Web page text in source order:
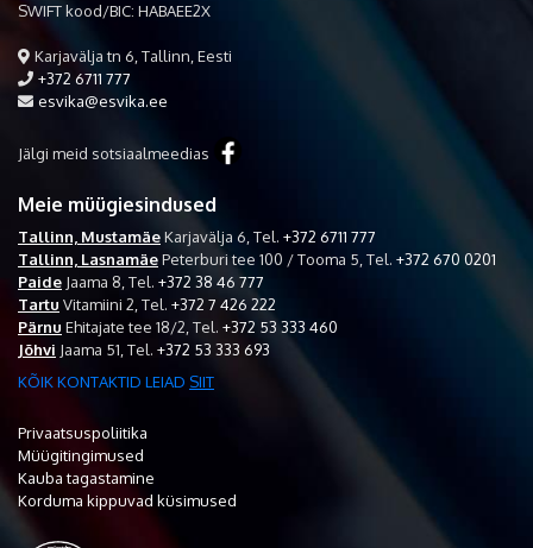
SWIFT kood/BIC: HABAEE2X
Karjavälja tn 6, Tallinn, Eesti
+372 6711 777
esvika@esvika.ee
Jälgi meid sotsiaalmeedias
Meie müügiesindused
Tallinn, MustamäeKarjavälja 6, Tel. +372 6711 777
Tallinn, LasnamäePeterburi tee 100 / Tooma 5, Tel. +372 670 0201
Paide Jaama 8, Tel. +372 38 46 777
Tartu Vitamiini 2, Tel. +372 7 426 222
Pärnu Ehitajate tee 18/2, Tel. +372 53 333 460
Jõhvi Jaama 51, Tel. +372 53 333 693
KÕIK KONTAKTID LEIAD SIIT
Privaatsuspoliitika
Müügitingimused
Kauba tagastamine
Korduma kippuvad küsimused